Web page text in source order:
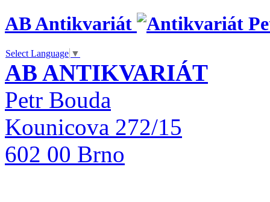
AB Antikvariát
Select Language ▼
AB ANTIKVARIÁT
Petr Bouda
Kounicova 272/15
602 00 Brno